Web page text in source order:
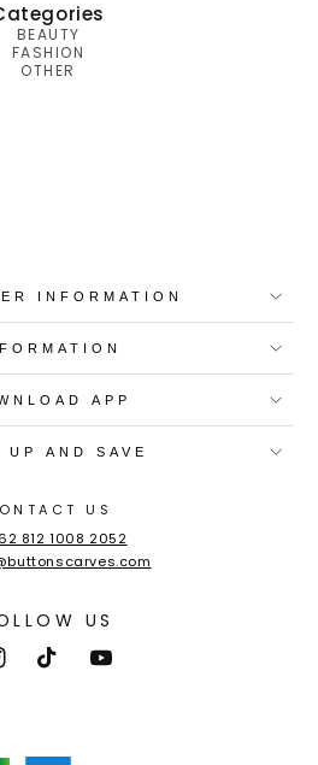
BEAUTY
FASHION
OTHER
INFORMATION
APP
UP AND SAVE
US
812 1008 2052
US
TikTokYouTube